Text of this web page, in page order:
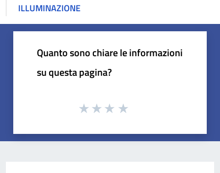
ILLUMINAZIONE
Quanto sono chiare le informazioni
su questa pagina?